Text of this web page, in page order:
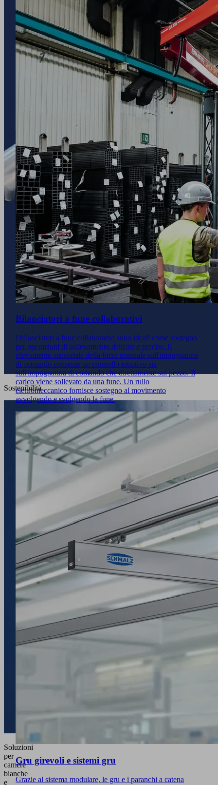
Sostenibilità
Soluzioni
per
camere
bianche
e
Bilanciatori a fune collaborativi
I bilanciatori a fune collaborativi sono ideali come sostegno
per operazioni di sollevamento delicate e precise. Il
rilevamento sensoriale della forza manuale sull'impugnatura
di comando consente un controllo intuitivo sia
sull'impugnatura di comando che direttamente sul pezzo. Il
carico viene sollevato da una fune. Un rullo
elettromeccanico fornisce sostegno al movimento
avvolgendo e svolgendo la fune.
Gru girevoli e sistemi gru
Grazie al sistema modulare, le gru e i paranchi a catena